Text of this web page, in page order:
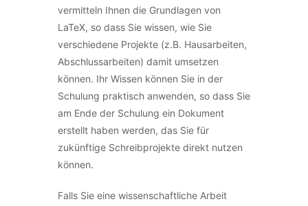
vermitteln Ihnen die Grundlagen von
LaTeX, so dass Sie wissen, wie Sie
verschiedene Projekte (z.B. Hausarbeiten,
Abschlussarbeiten) damit umsetzen
können. Ihr Wissen können Sie in der
Schulung praktisch anwenden, so dass Sie
am Ende der Schulung ein Dokument
erstellt haben werden, das Sie für
zukünftige Schreibprojekte direkt nutzen
können.
Falls Sie eine wissenschaftliche Arbeit